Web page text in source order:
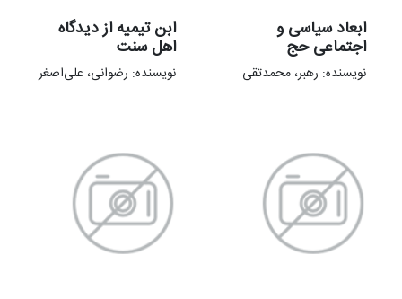
ابعاد سیاسی و
اجتماعی حج
نویسنده: رهبر، محمدتقی
ابن تیمیه از دیدگاه
اهل سنت
نویسنده: رضوانی، علی‌اصغر